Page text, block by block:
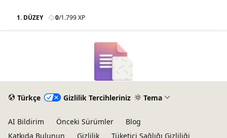
1. DÜZEY 0/1.799 XP
Türkçe Gizlilik Tercihleriniz Tema
AI Bildirim Önceki Sürümler
Blog
Katkıda Bulunun
Gizlilik Tüketici Sağlığı Gizliliği